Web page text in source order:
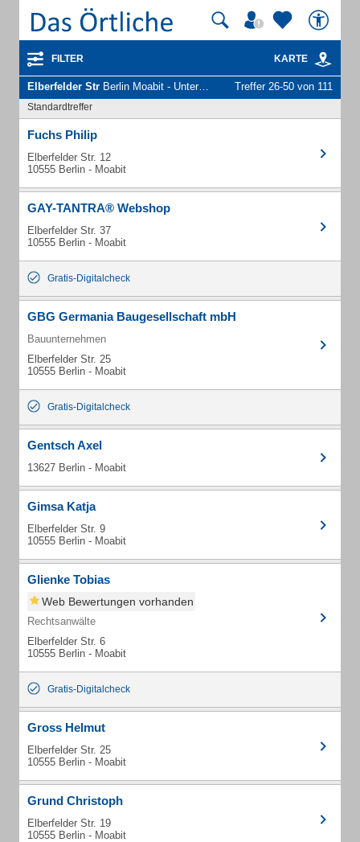
FILTER KARTE
Elberfelder Str Berlin Moabit - Unternehmen und Personen Treffer 26-50 von 111
Standardtreffer
Fuchs Philip
Elberfelder Str. 12
10555 Berlin - Moabit
GAY-TANTRA® Webshop
Elberfelder Str. 37
10555 Berlin - Moabit
Gratis-Digitalcheck
GBG Germania Baugesellschaft mbH
Bauunternehmen
Elberfelder Str. 25
10555 Berlin - Moabit
Gratis-Digitalcheck
Gentsch Axel
13627 Berlin - Moabit
Gimsa Katja
Elberfelder Str. 9
10555 Berlin - Moabit
Glienke Tobias
Web Bewertungen vorhanden
Rechtsanwälte
Elberfelder Str. 6
10555 Berlin - Moabit
Gratis-Digitalcheck
Gross Helmut
Elberfelder Str. 25
10555 Berlin - Moabit
Grund Christoph
Elberfelder Str. 19
10555 Berlin - Moabit